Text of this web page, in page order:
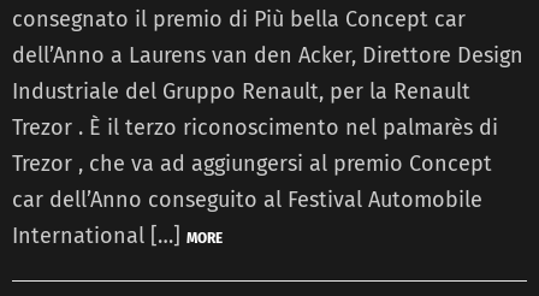
consegnato il premio di Più bella Concept car
dell’Anno a Laurens van den Acker, Direttore Design
Industriale del Gruppo Renault, per la Renault
Trezor . È il terzo riconoscimento nel palmarès di
Trezor , che va ad aggiungersi al premio Concept
car dell’Anno conseguito al Festival Automobile
International […] MORE